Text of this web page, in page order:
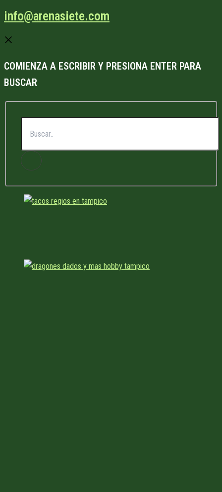
info@arenasiete.com
COMIENZA A ESCRIBIR Y PRESIONA ENTER PARA
BUSCAR